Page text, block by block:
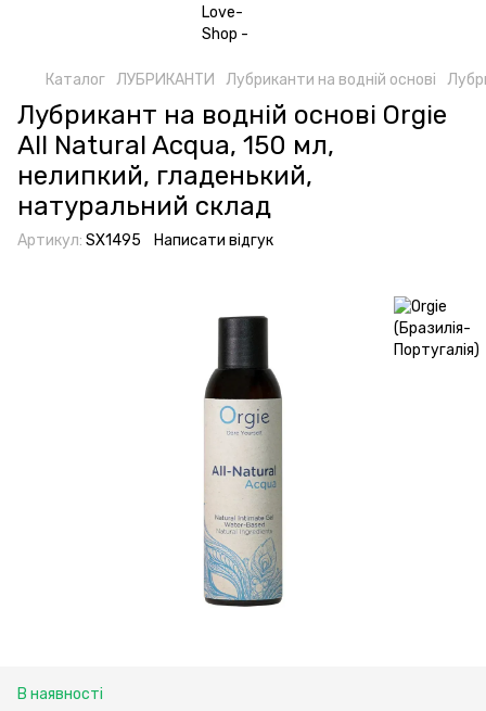
Каталог ЛУБРИКАНТИ Лубриканти на водній основі
Лубрикант на водній основі Orgie
All Natural Acqua, 150 мл,
нелипкий, гладенький,
натуральний склад
Артикул: SX1495 Написати відгук
В наявності